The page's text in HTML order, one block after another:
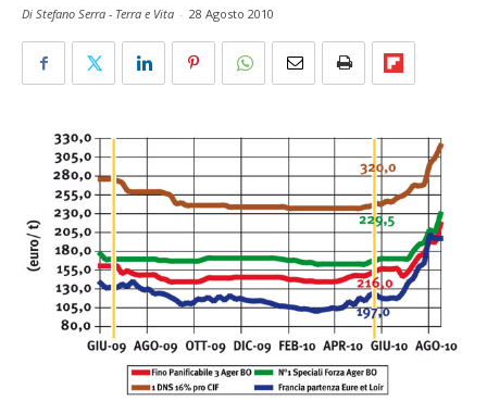
Di Stefano Serra - Terra e Vita - 28 Agosto 2010